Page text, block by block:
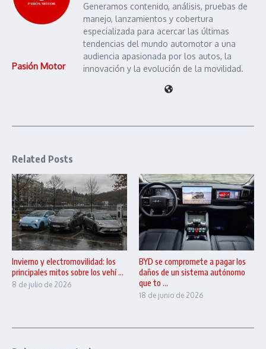
Pasión Motor
Generamos contenido, análisis, pruebas de
manejo, lanzamientos y cobertura
especializada para acercar las últimas
tendencias del mundo automotor a una
audiencia apasionada por los autos, la
innovación y la evolución de la movilidad.
Related Posts
Invierno y electromovilidad: los
principales mitos sobre los vehí ...
8 de julio de 2026
BYD se compromete a pagar los
daños de un sistema autónomo
que to ...
18 de junio de 2026